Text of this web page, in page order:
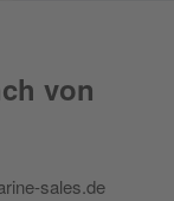
von
sales.de